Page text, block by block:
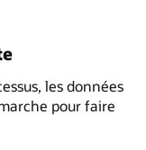
les données
pour faire